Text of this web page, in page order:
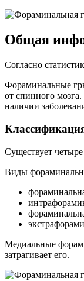
Общая
Согласно
Фораминальные
от спинного
наличии
Существует
Виды
Медиальные
затрагивает его.